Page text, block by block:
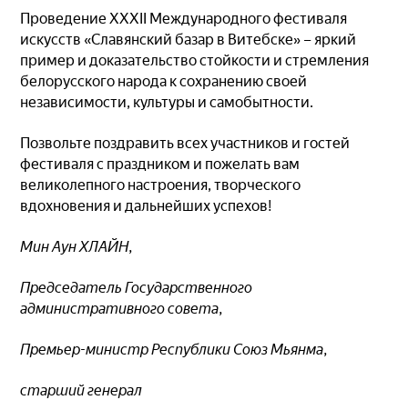
Проведение XXXII Международного фестиваля
искусств «Славянский базар в Витебске» – яркий
пример и доказательство стойкости и стремления
белорусского народа к сохранению своей
независимости, культуры и самобытности.
Позвольте поздравить всех участников и гостей
фестиваля с праздником и пожелать вам
великолепного настроения, творческого
вдохновения и дальнейших успехов!
Мин Аун ХЛАЙН,
Председатель Государственного
административного совета,
Премьер-министр Республики Союз Мьянма,
старший генерал